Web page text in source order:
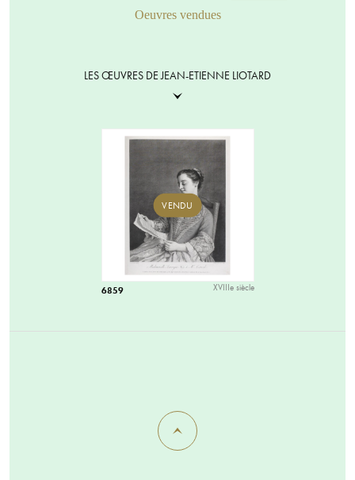
Oeuvres vendues
LES ŒUVRES DE JEAN-ETIENNE LIOTARD
VENDU
6859 XVIIIe siècle